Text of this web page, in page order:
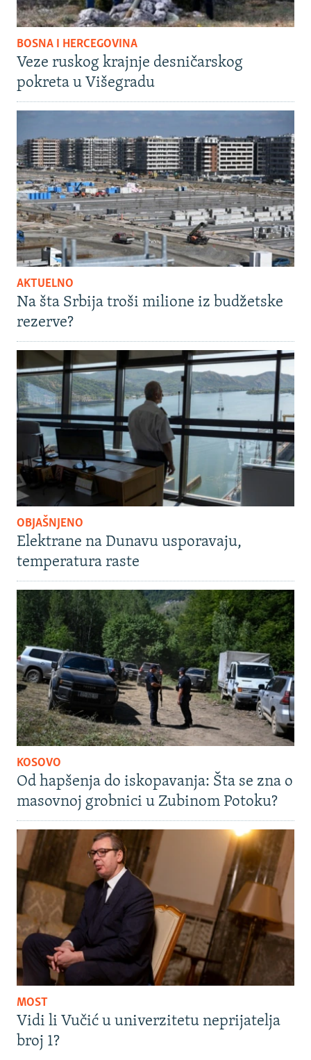
BOSNA I HERCEGOVINA
Veze ruskog krajnje desničarskog
pokreta u Višegradu
AKTUELNO
Na šta Srbija troši milione iz budžetske
rezerve?
OBJAŠNJENO
Elektrane na Dunavu usporavaju,
temperatura raste
KOSOVO
Od hapšenja do iskopavanja: Šta se zna o
masovnoj grobnici u Zubinom Potoku?
MOST
Vidi li Vučić u univerzitetu neprijatelja
broj 1?